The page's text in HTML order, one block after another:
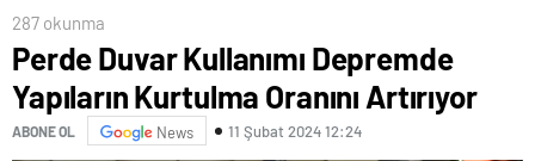
287 okunma
Perde Duvar Kullanımı Depremde
Yapıların Kurtulma Oranını Artırıyor
ABONE OL News 11 Şubat 2024 12:24